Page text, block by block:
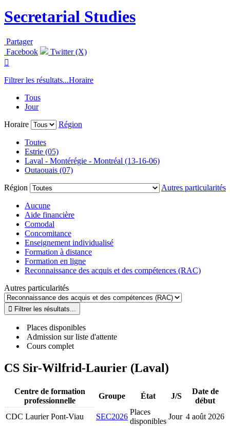
Secretarial Studies
Partager
Facebook
Twitter (X)

Filtrer les résultats...Horaire
Tous
Jour
Horaire
Région
Toutes
Estrie (05)
Laval - Montérégie - Montréal (13-16-06)
Outaouais (07)
Région
Autres particularités
Aucune
Aide financière
Comodal
Concomitance
Enseignement individualisé
Formation à distance
Formation en ligne
Reconnaissance des acquis et des compétences (RAC)
Autres particularités
Places disponibles
Admission sur liste d'attente
Cours complet
CS Sir-Wilfrid-Laurier (Laval)
Centre de formation
professionnelle
Groupe État J/S
Date de
début
CDC Laurier Pont-Viau
SEC2026
Places
disponibles
Jour 4 août 2026